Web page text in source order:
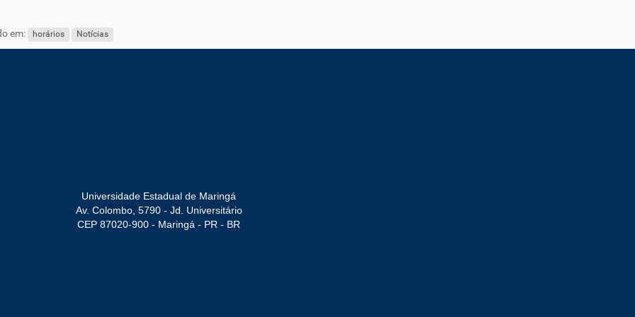
em: horários Notícias
Universidade Estadual de Maringá
Av. Colombo, 5790 - Jd. Universitário
CEP 87020-900 - Maringá - PR - BR